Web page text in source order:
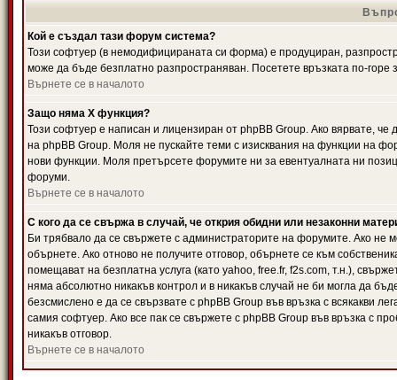
Кой е създал тази форум система?
Този софтуер (в немодифицираната си форма) е продуциран,
може да бъде безплатно разпространяван. Посетете връзката по-горе
Върнете се в началото
Защо няма X функция?
Този софтуер е написан и лицензиран от phpBB Group. Ако вярвате,
на phpBB Group. Моля не пускайте теми с изисквания на функции на
нови функции. Моля претърсете форумите ни за евентуалната ни
форуми.
Върнете се в началото
С кого да се свържа в случай, че открия обидни или незаконни
Би трябвало да се свържете с администраторите на форумите. Ако не
обърнете. Ако отново не получите отговор, обърнете се към
помещават на безплатна услуга (като yahoo, free.fr, f2s.com, т.н.),
няма абсолютно никакъв контрол и в никакъв случай не би могла да
безсмислено е да се свързвате с phpBB Group във връзка с всякакви
самия софтуер. Ако все пак се свържете с phpBB Group във връзка с
никакъв отговор.
Върнете се в началото